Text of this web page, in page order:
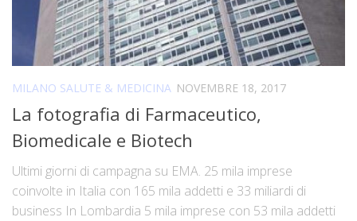
MILANO SALUTE & MEDICINA NOVEMBRE 18, 2017
La fotografia di Farmaceutico,
Biomedicale e Biotech
Ultimi giorni di campagna su EMA. 25 mila imprese
coinvolte in Italia con 165 mila addetti e 33 miliardi di
business In Lombardia 5 mila imprese con 53 mila addetti